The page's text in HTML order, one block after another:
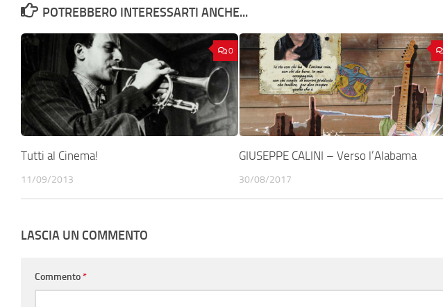
POTREBBERO INTERESSARTI ANCHE...
0
Tutti al Cinema!
11/09/2013
GIUSEPPE CALINI – Verso l’Alabama
30/08/2017
LASCIA UN COMMENTO
Commento*